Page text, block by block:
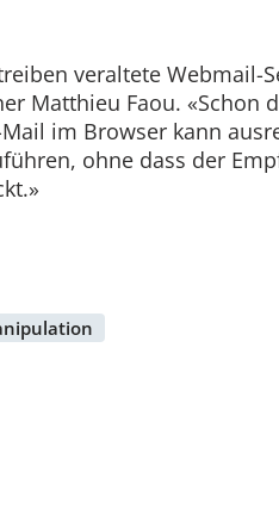
veraltete Webmail-
Matthieu Faou. «Schon
im Browser kann
ohne dass der